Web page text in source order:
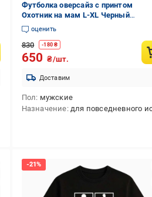
Футболка оверсайз с принтом
Охотник на мам L-XL Черный
(35681137)
оценить
830 -180 ₴
650 ₴/шт.
Доставим
Пол мужские
Назначение для повседневного